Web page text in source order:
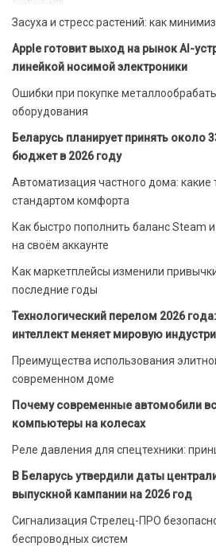
Засуха и стресс растений: как
Apple готовит выход на рынок AI-
линейкой носимой электроники
Ошибки при покупке
оборудования
Беларусь планирует принять около
бюджет в 2026 году
Автоматизация частного дома: какие
стандартом комфорта
Как быстро пополнить баланс Steam
на своём аккаунте
Как маркетплейсы изменили
последние годы
Технологический перелом 2026
интеллект меняет мировую
Преимущества использования
современном доме
Почему современные автомобили
компьютеры на колесах
Реле давления для спецтехники:
В Беларусь утвердили даты
выпускной кампании на 2026 год
Сигнализация Стрелец-ПРО
беспроводных систем